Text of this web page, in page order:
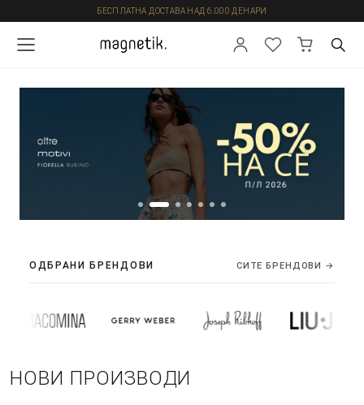
БЕСПЛАТНА ДОСТАВА НАД 6.000 ДЕНАРИ
ОДБРАНИ БРЕНДОВИ СИТЕ БРЕНДОВИ →
НОВИ ПРОИЗВОДИ